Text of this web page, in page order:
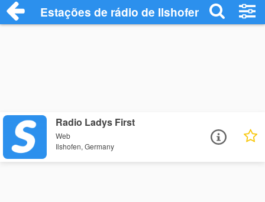
Estações de rádio de Ilshofen - Ouça
Radio Ladys First
Web
Ilshofen, Germany